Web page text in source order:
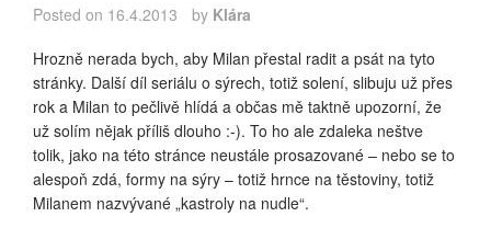
Posted on 16.4.2013 by Klára
Hrozně nerada bych, aby Milan přestal radit a psát na tyto
stránky. Další díl seriálu o sýrech, totiž solení, slibuju už přes
rok a Milan to pečlivě hlídá a občas mě taktně upozorní, že
už solím nějak příliš dlouho :-). To ho ale zdaleka neštve
tolik, jako na této stránce neustále prosazované – nebo se to
alespoň zdá, formy na sýry – totiž hrnce na těstoviny, totiž
Milanem nazvývané „kastroly na nudle“.